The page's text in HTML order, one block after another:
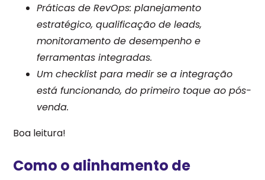
Práticas de RevOps: planejamento
estratégico, qualificação de leads,
monitoramento de desempenho e
ferramentas integradas.
Um checklist para medir se a integração
está funcionando, do primeiro toque ao pós-
venda.
Boa leitura!
Como o alinhamento de